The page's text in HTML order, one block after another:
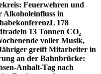
Feuerwehren und
Alkoholeinfluss in
L 178
13 Tonnen CO₂
voller Musik,
greift Mitarbeiter in
an der Bahnbrücke:
Anhalt-Tag nach